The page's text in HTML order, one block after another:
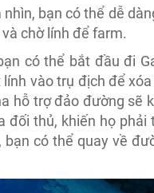
bạn có thể dễ
chờ lính để farm.
có thể bắt đầu đi
vào trụ địch để
hỗ trợ đảo đường sẽ
đối thủ, khiến họ
bạn có thể quay về